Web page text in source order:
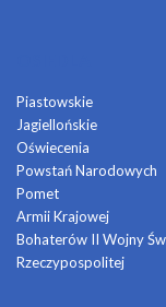
Piastowskie
Jagiellońskie
Oświecenia
Powstań Narodowych
Pomet
Armii Krajowej
Bohaterów II Wojny
Rzeczypospolitej